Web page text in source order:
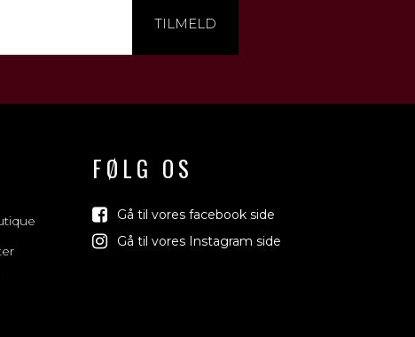
TILMELD
FØLG OS
Gå til vores facebook side
Gå til vores Instagram side